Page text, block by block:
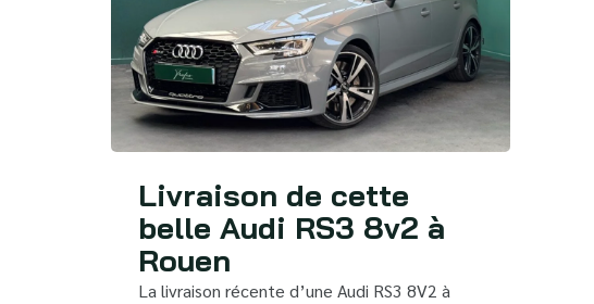
Livraison de cette
belle Audi RS3 8v2 à
Rouen
La livraison récente d’une Audi RS3 8V2 à